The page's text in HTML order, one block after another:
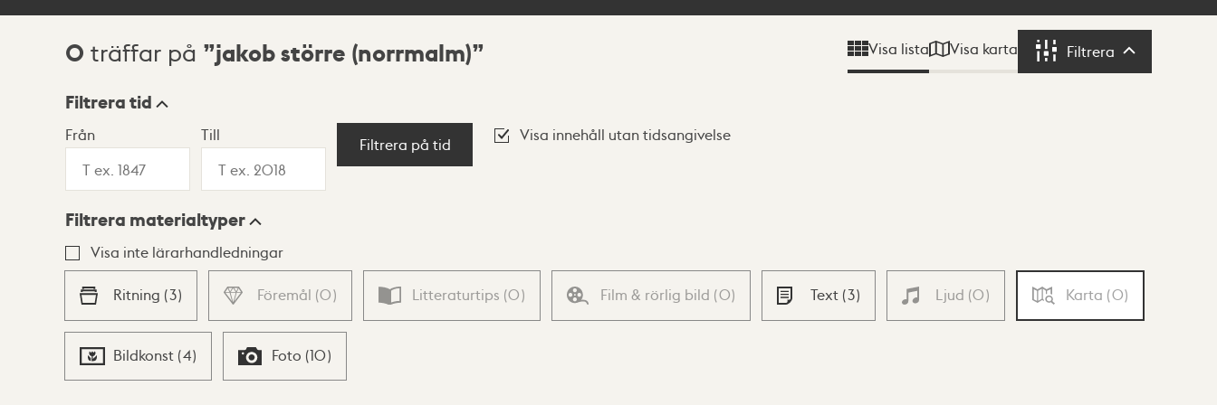
Sökresultat
0 träffar på jakob större (norrmalm) Visa lista Visa karta Filtrera Filtrera
Visningsläge
Lista Karta
Filtrera tid
Från Till
Filtrera på tid
Visa innehåll utan tidsangivelse
Filtrera materialtyper
Visa inte lärarhandledningar
Ritning (3) Föremål (0) Litteraturtips (0) Film & rörlig bild (0) Text (3) Ljud (0) Karta (0)
Bildkonst (4) Foto (10)